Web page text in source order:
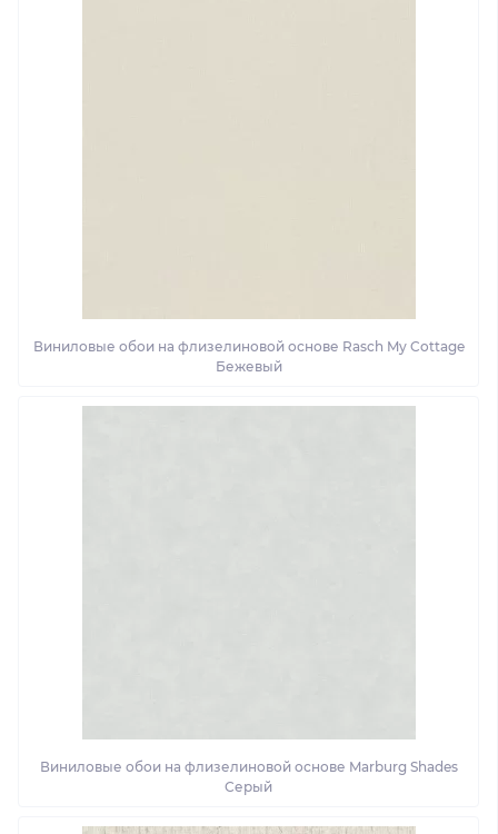
Виниловые обои на флизелиновой основе Rasch My Cottage
Бежевый
Виниловые обои на флизелиновой основе Marburg Shades
Серый